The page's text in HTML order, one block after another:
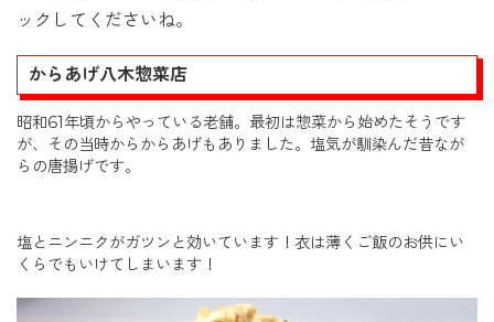
ックしてくださいね。
からあげ八木惣菜店
昭和61年頃からやっている老舗。最初は惣菜から始めたそうです
が、その当時からからあげもありました。塩気が馴染んだ昔なが
らの唐揚げです。
塩とニンニクがガツンと効いています！衣は薄くご飯のお供にい
くらでもいけてしまいます！